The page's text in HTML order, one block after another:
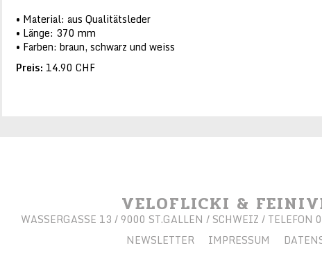
Material: aus Qualitätsleder
Länge: 370 mm
Farben: braun, schwarz und weiss
Preis: 14.90 CHF
VELOFLICKI &
WASSERGASSE 13 / 9000 ST.GALLEN / SCHWEIZ /
NEWSLETTER
IMPRESSUM